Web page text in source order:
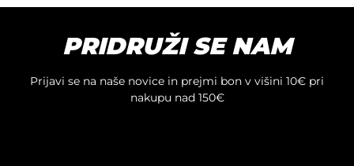
različic.
PRIDRUŽI SE NAM
Prijavi se na naše novice in prejmi bon v višini 10€ pri
nakupu nad 150€